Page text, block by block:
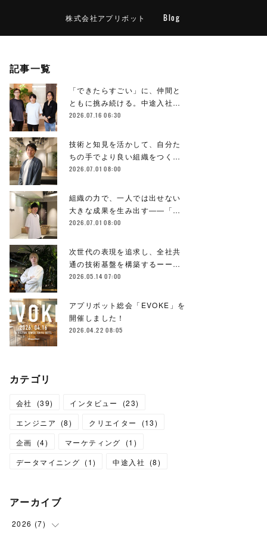
株式会社アプリボット Blog
記事一覧
「できたらすごい」に、仲間と
ともに挑み続ける。中途入社…
2026.07.16 06:30
技術と知見を活かして、自分た
ちの手でより良い組織をつく…
2026.07.01 08:00
組織の力で、一人では出せない
大きな成果を生み出す――「…
2026.07.01 08:00
次世代の表現を追求し、全社共
通の技術基盤を構築するーー…
2026.05.14 07:00
アプリボット総会「EVOKE」を
開催しました！
2026.04.22 08:05
カテゴリ
会社 (39) インタビュー (23)
エンジニア
(8) クリエイター (13)
企画
(4) マーケティング (1 )
データマイニング (1) 中途入社 (8)
アーカイブ
2026 (7)